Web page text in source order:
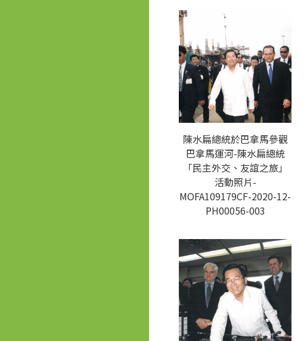
陳水扁總統於巴拿馬參觀
巴拿馬運河-陳水扁總統
「民主外交、友誼之旅」
活動照片-
MOFA109179CF-2020-12-
PH00056-003